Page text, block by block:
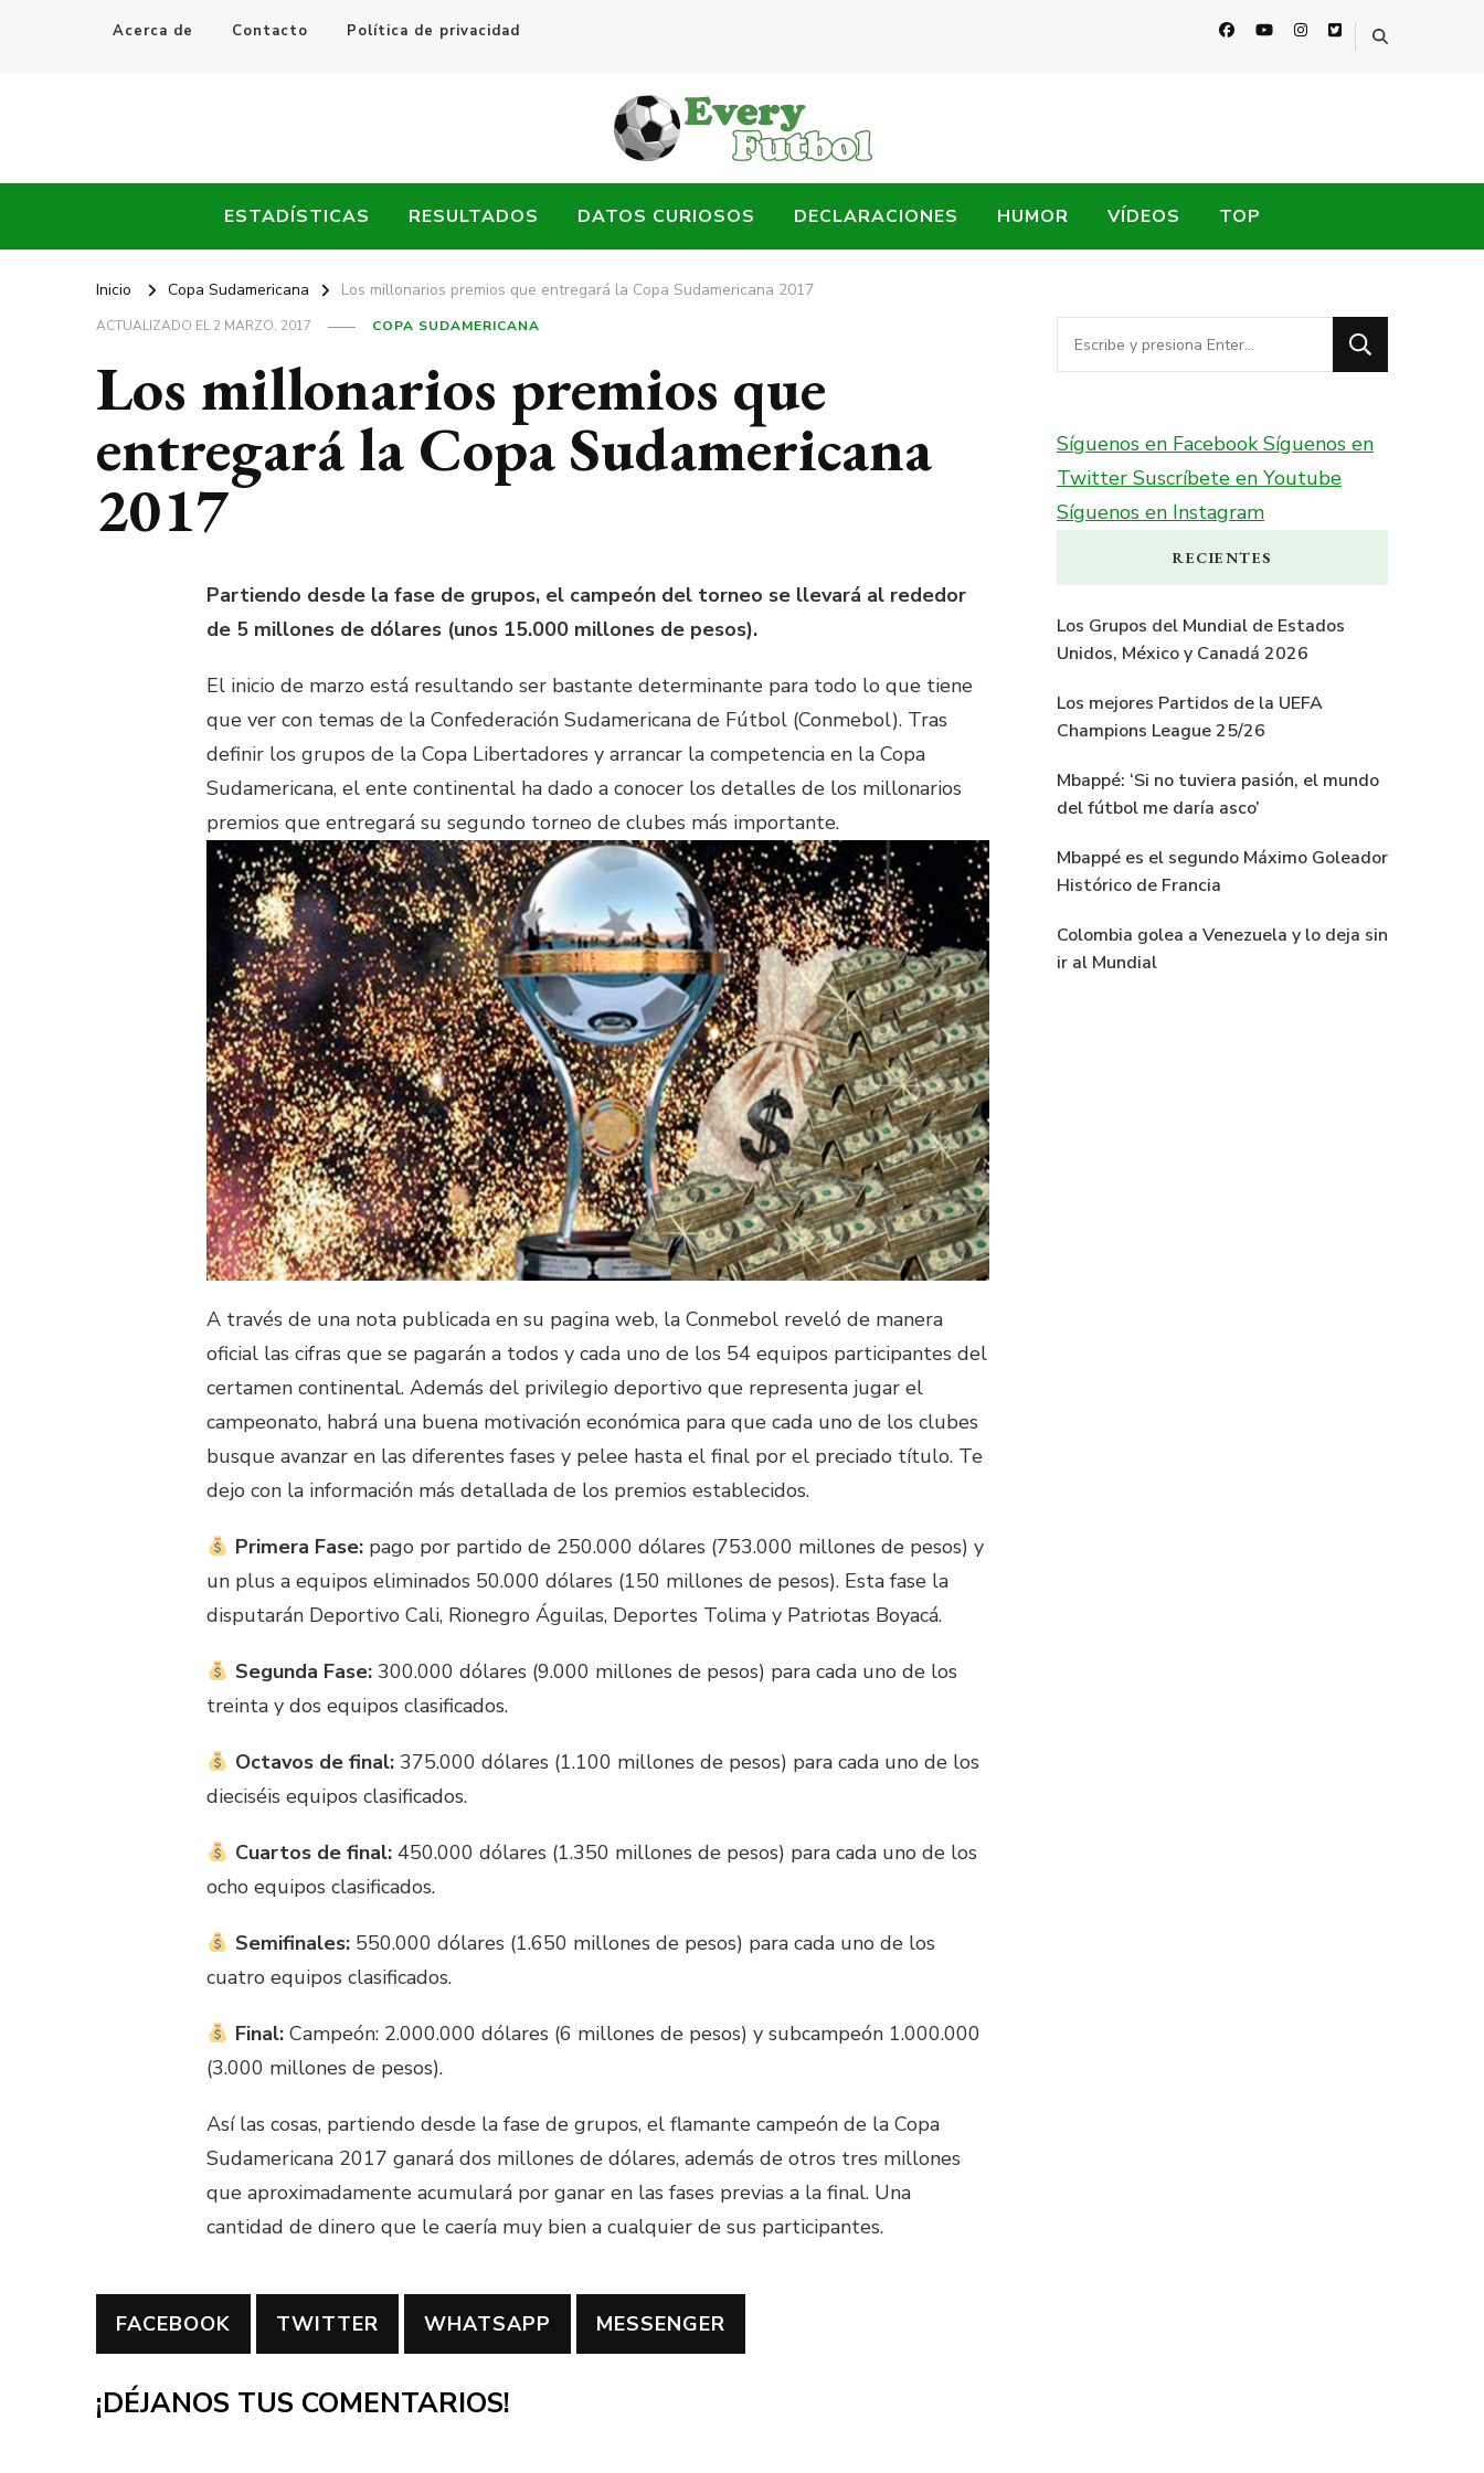
Acerca de Contacto Política de privacidad
Every Fútbol
ESTADÍSTICAS RESULTADOS DATOS CURIOSOS DECLARACIONES HUMOR VÍDEOS TOP
Inicio Copa Sudamericana Los millonarios premios que entregará la Copa Sudamericana 2017
ACTUALIZADO EL2 MARZO, 2017 COPA SUDAMERICANA
Los millonarios premios que
entregará la Copa Sudamericana
2017
Partiendo desde la fase de grupos, el campeón del torneo se llevará al rededor
de 5 millones de dólares (unos 15.000 millones de pesos).
El inicio de marzo está resultando ser bastante determinante para todo lo que tiene
que ver con temas de la Confederación Sudamericana de Fútbol (Conmebol). Tras
definir los grupos de la Copa Libertadores y arrancar la competencia en la Copa
Sudamericana, el ente continental ha dado a conocer los detalles de los millonarios
premios que entregará su segundo torneo de clubes más importante.
A través de una nota publicada en su pagina web, la Conmebol reveló de manera
oficial las cifras que se pagarán a todos y cada uno de los 54 equipos participantes del
certamen continental. Además del privilegio deportivo que representa jugar el
campeonato, habrá una buena motivación económica para que cada uno de los clubes
busque avanzar en las diferentes fases y pelee hasta el final por el preciado título. Te
dejo con la información más detallada de los premios establecidos.
Primera Fase:pago por partido de 250.000 dólares (753.000 millones de pesos) y
un plus a equipos eliminados 50.000 dólares (150 millones de pesos). Esta fase la
disputarán Deportivo Cali, Rionegro Águilas, Deportes Tolima y Patriotas Boyacá.
Segunda Fase:300.000 dólares (9.000 millones de pesos) para cada uno de los
treinta y dos equipos clasificados.
Octavos de final:375.000 dólares (1.100 millones de pesos) para cada uno de los
dieciséis equipos clasificados.
Cuartos de final:450.000 dólares (1.350 millones de pesos) para cada uno de los
ocho equipos clasificados.
Semifinales:550.000 dólares (1.650 millones de pesos) para cada uno de los
cuatro equipos clasificados.
Final:Campeón: 2.000.000 dólares (6 millones de pesos) y subcampeón 1.000.000
(3.000 millones de pesos).
Así las cosas, partiendo desde la fase de grupos, el flamante campeón de la Copa
Sudamericana 2017 ganará dos millones de dólares, además de otros tres millones
que aproximadamente acumulará por ganar en las fases previas a la final. Una
cantidad de dinero que le caería muy bien a cualquier de sus participantes.
FACEBOOK TWITTER WHATSAPP MESSENGER
¡DÉJANOS TUS COMENTARIOS!
¿Buscas
algo?
Síguenos en FacebookSíguenos en
Twitter Suscríbete en Youtube
Síguenos en Instagram
RECIENTES
Los Grupos del Mundial de Estados
Unidos, México y Canadá 2026
Los mejores Partidos de la UEFA
Champions League 25/26
Mbappé: ‘Si no tuviera pasión, el mundo
del fútbol me daría asco’
Mbappé es el segundo Máximo Goleador
Histórico de Francia
Colombia golea a Venezuela y lo deja sin
ir al Mundial